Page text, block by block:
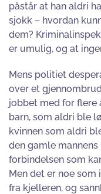
påstår at han aldri
sjokk – hvordan
dem?
er umulig, og at
Mens politiet
over et
jobbet med for flere
barn, som aldri ble
kvinnen som aldri
den gamle mannens
forbindelsen som
Men det er noe
fra kjelleren, og